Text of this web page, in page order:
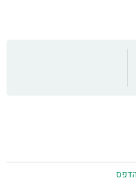
הדפס